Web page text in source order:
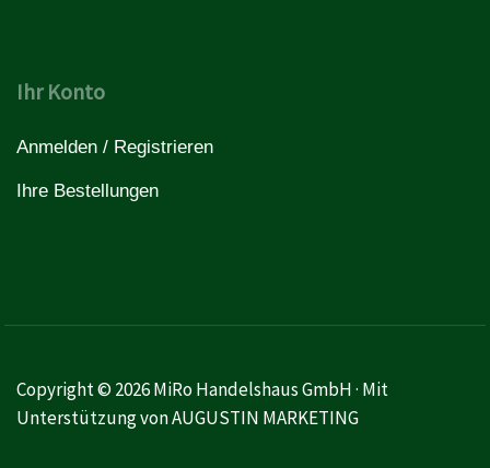
Ihr Konto
Anmelden / Registrieren
Ihre Bestellungen
Copyright © 2026 MiRo Handelshaus GmbH · Mit
Unterstützung vonAUGUSTIN MARKETING